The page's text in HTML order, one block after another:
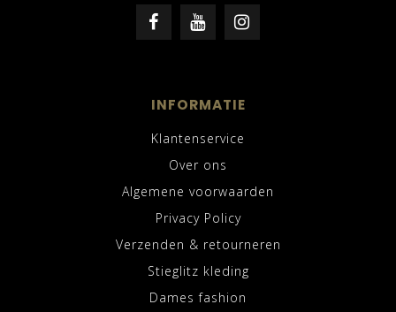
INFORMATIE
Klantenservice
Over ons
Algemene voorwaarden
Privacy Policy
Verzenden & retourneren
Stieglitz kleding
Dames fashion